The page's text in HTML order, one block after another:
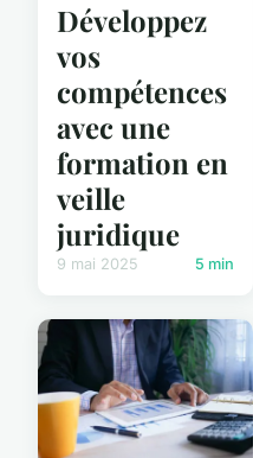
Développez
vos
compétences
avec une
formation en
veille
juridique
9 mai 2025 5 min